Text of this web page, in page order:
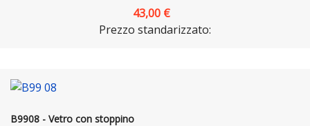
43,00 €
Prezzo standarizzato:
B9908 - Vetro con stoppino